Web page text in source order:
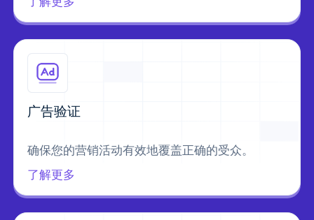
广告验证
确保您的营销活动有效地覆盖正确的受众。
了解更多